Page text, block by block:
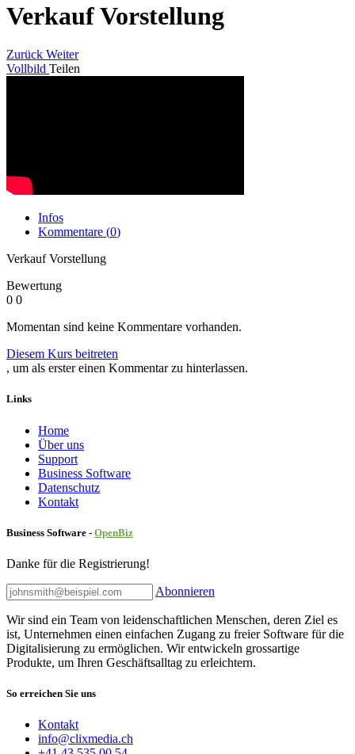
Verkauf Vorstellung
Zurück Weiter
Vollbild Teilen
Infos
Kommentare (0)
Verkauf Vorstellung
Bewertung
0 0
Momentan sind keine Kommentare vorhanden.
Diesem Kurs beitreten
, um als erster einen Kommentar zu hinterlassen.
Links
Home
Über uns
Sup​port
Business Software
Datenschutz
Kontakt
Business Software - OpenBiz
Danke für die Registrierung!
Abonnieren
Wir sind ein Team von leidenschaftlichen Menschen, deren Ziel es
ist, Unternehmen einen einfachen Zugang zu freier Software für die
Digitalisierung zu ermöglichen. Wir entwickeln grossartige
Produkte, um Ihren Geschäftsalltag zu erleichtern.
So erreichen Sie uns
Kontakt
info@clixmedia.ch